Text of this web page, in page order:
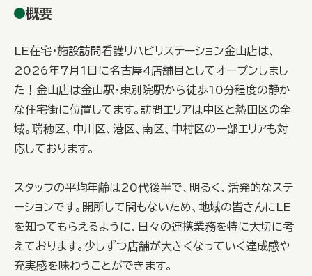
概要
LE在宅・施設訪問看護リハビリステーション金山店は、
2026年7月1日に名古屋4店舗目としてオープンしまし
た！金山店は金山駅・東別院駅から徒歩10分程度の静か
な住宅街に位置してます。訪問エリアは中区と熱田区の全
域。瑞穂区、中川区、港区、南区、中村区の一部エリアも対
応しております。
スタッフの平均年齢は20代後半で、明るく、活発的なステ
ーションです。開所して間もないため、地域の皆さんにLE
を知ってもらえるように、日々の連携業務を特に大切に考
えております。少しずつ店舗が大きくなっていく達成感や
充実感を味わうことができます。